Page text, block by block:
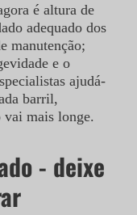
é altura de
adequado dos
manutenção;
e o
ajudá-
barril,
vai mais longe.
- deixe